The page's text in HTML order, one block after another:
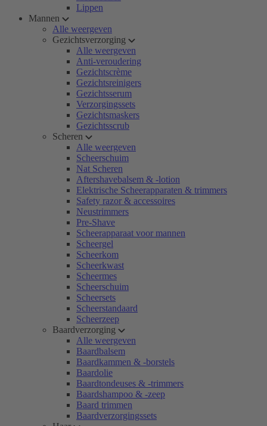
Lippen
Mannen
Alle weergeven
Gezichtsverzorging
Alle weergeven
Anti-veroudering
Gezichtscrème
Gezichtsreinigers
Gezichtsserum
Verzorgingssets
Gezichtsmaskers
Gezichtsscrub
Scheren
Alle weergeven
Scheerschuim
Nat Scheren
Aftershavebalsem & -lotion
Elektrische Scheerapparaten & trimmers
Safety razor & accessoires
Neustrimmers
Pre-Shave
Scheerapparaat voor mannen
Scheergel
Scheerkom
Scheerkwast
Scheermes
Scheerschuim
Scheersets
Scheerstandaard
Scheerzeep
Baardverzorging
Alle weergeven
Baardbalsem
Baardkammen & -borstels
Baardolie
Baardtondeuses & -trimmers
Baardshampoo & -zeep
Baard trimmen
Baardverzorgingssets